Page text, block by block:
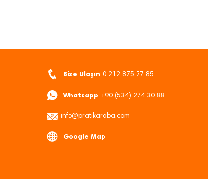
Bize Ulaşın 0 212 875 77 85
Whatsapp +90 (534) 274 30 88
info@pratikaraba.com
Google Map